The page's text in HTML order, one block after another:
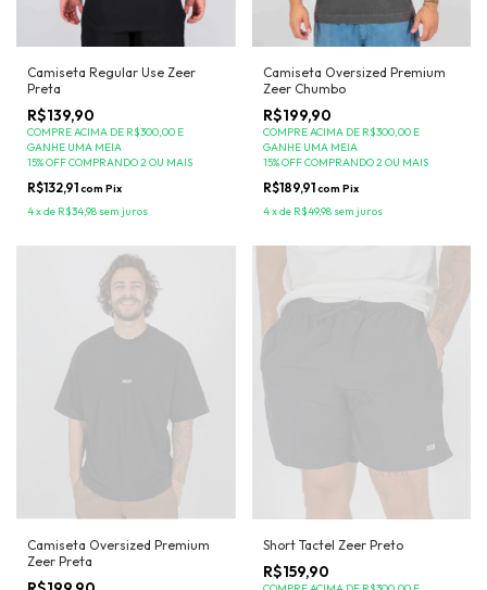
Camiseta Regular Use Zeer
Preta
R$139,90
COMPRE ACIMA DE R$300,00 E
GANHE UMA MEIA
15% OFF COMPRANDO 2 OU MAIS
R$132,91com Pix
4xde R$34,98 sem juros
Camiseta Oversized Premium
Zeer Chumbo
R$199,90
COMPRE ACIMA DE R$300,00 E
GANHE UMA MEIA
15% OFF COMPRANDO 2 OU MAIS
R$189,91com Pix
4xde R$49,98 sem juros
Camiseta Oversized Premium
Zeer Preta
Short Tactel Zeer Preto
R$159,90